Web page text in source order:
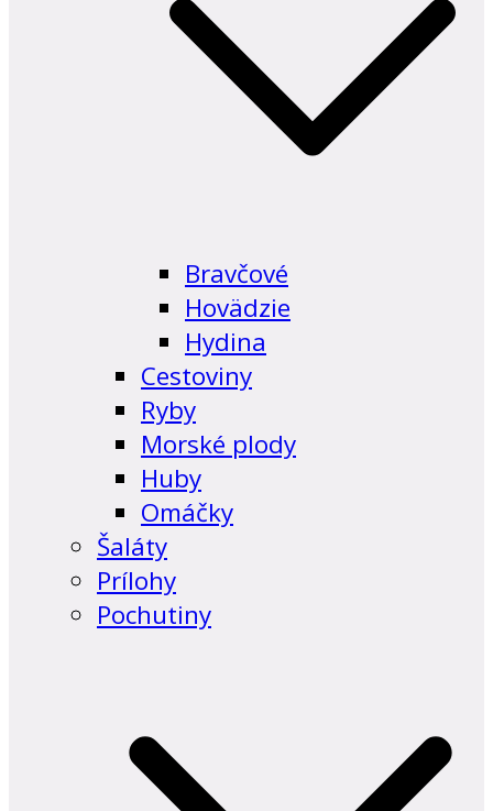
Bravčové
Hovädzie
Hydina
Cestoviny
Ryby
Morské plody
Huby
Omáčky
Šaláty
Prílohy
Pochutiny